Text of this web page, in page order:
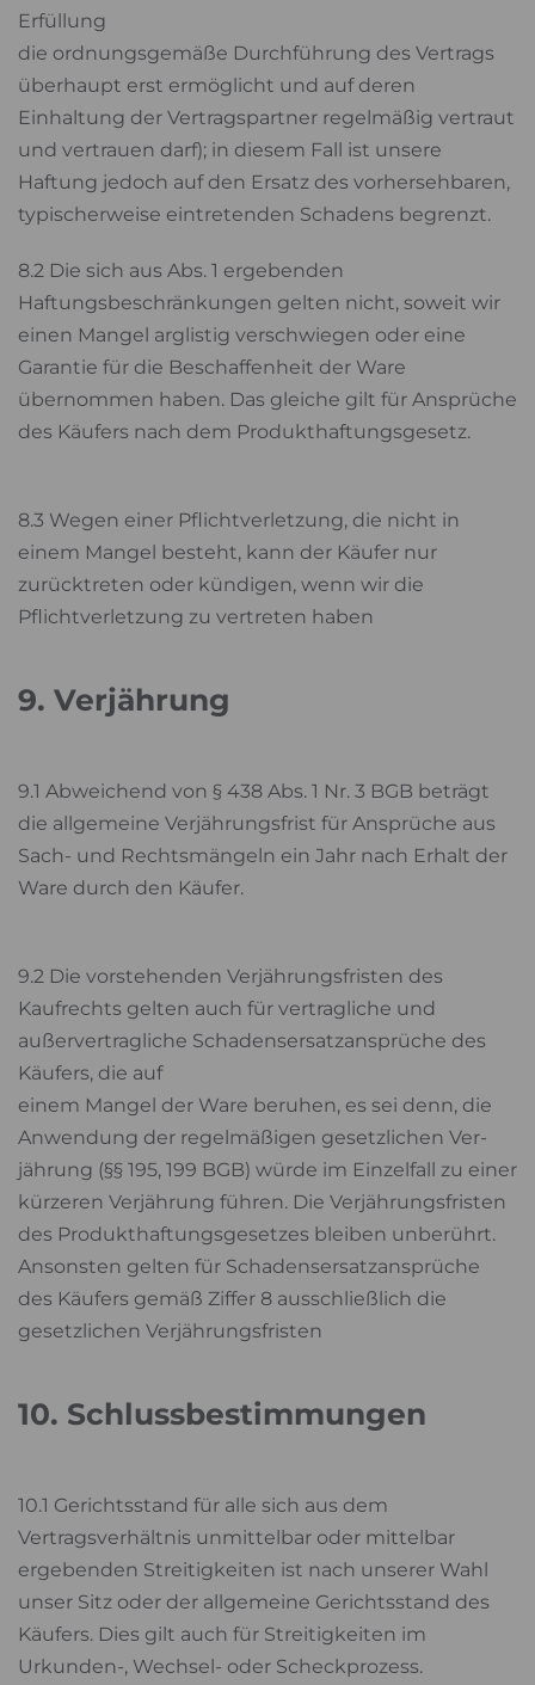
Erfüllung
die ordnungsgemäße Durchführung des Vertrags
überhaupt erst ermöglicht und auf deren
Einhaltung der Vertragspartner regelmäßig vertraut
und vertrauen darf); in diesem Fall ist unsere
Haftung jedoch auf den Ersatz des vorhersehbaren,
typischerweise eintretenden Schadens begrenzt.
8.2 Die sich aus Abs. 1 ergebenden
Haftungsbeschränkungen gelten nicht, soweit wir
einen Mangel arglistig verschwiegen oder eine
Garantie für die Beschaffenheit der Ware
übernommen haben. Das gleiche gilt für Ansprüche
des Käufers nach dem Produkthaftungsgesetz.
8.3 Wegen einer Pflichtverletzung, die nicht in
einem Mangel besteht, kann der Käufer nur
zurücktreten oder kündigen, wenn wir die
Pflichtverletzung zu vertreten haben
9. Verjährung
9.1 Abweichend von § 438 Abs. 1 Nr. 3 BGB beträgt
die allgemeine Verjährungsfrist für Ansprüche aus
Sach- und Rechtsmängeln ein Jahr nach Erhalt der
Ware durch den Käufer.
9.2 Die vorstehenden Verjährungsfristen des
Kaufrechts gelten auch für vertragliche und
außervertragliche Schadensersatzansprüche des
Käufers, die auf
einem Mangel der Ware beruhen, es sei denn, die
Anwendung der regelmäßigen gesetzlichen Ver-
jährung (§§ 195, 199 BGB) würde im Einzelfall zu einer
kürzeren Verjährung führen. Die Verjährungsfristen
des Produkthaftungsgesetzes bleiben unberührt.
Ansonsten gelten für Schadensersatzansprüche
des Käufers gemäß Ziffer 8 ausschließlich die
gesetzlichen Verjährungsfristen
10. Schlussbestimmungen
10.1 Gerichtsstand für alle sich aus dem
Vertragsverhältnis unmittelbar oder mittelbar
ergebenden Streitigkeiten ist nach unserer Wahl
unser Sitz oder der allgemeine Gerichtsstand des
Käufers. Dies gilt auch für Streitigkeiten im
Urkunden-, Wechsel- oder Scheckprozess.